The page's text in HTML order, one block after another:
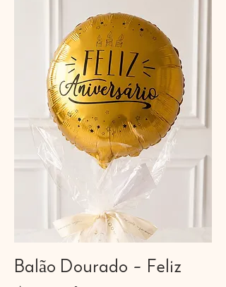
Balão Dourado - Feliz